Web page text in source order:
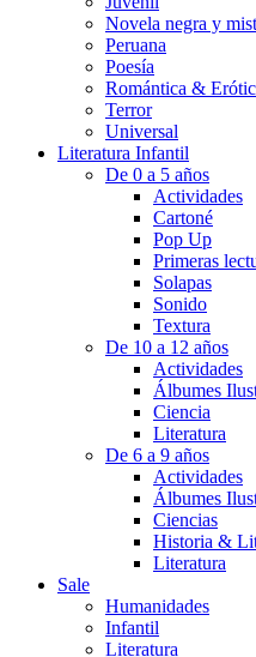
Novela negra y
Peruana
Poesía
Romántica &
Terror
Universal
Literatura Infantil
De 0 a 5 años
Actividades
Cartoné
Pop Up
Primeras
Solapas
Sonido
Textura
De 10 a 12 años
Actividades
Álbumes
Ciencia
Literatura
De 6 a 9 años
Actividades
Álbumes
Ciencias
Historia &
Literatura
Sale
Humanidades
Infantil
Literatura